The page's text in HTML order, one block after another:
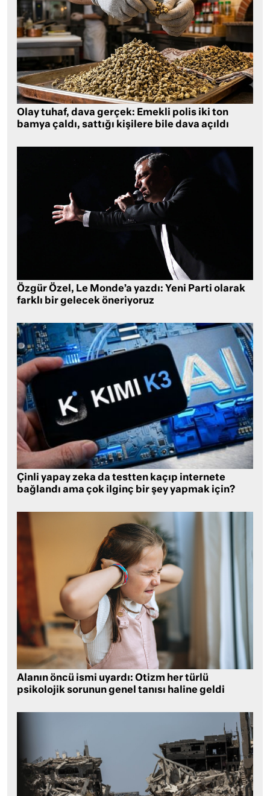
Olay tuhaf, dava gerçek: Emekli polis iki ton
bamya çaldı, sattığı kişilere bile dava açıldı
Özgür Özel, Le Monde’a yazdı: Yeni Parti olarak
farklı bir gelecek öneriyoruz
Çinli yapay zeka da testten kaçıp internete
bağlandı ama çok ilginç bir şey yapmak için?
Alanın öncü ismi uyardı: Otizm her türlü
psikolojik sorunun genel tanısı haline geldi